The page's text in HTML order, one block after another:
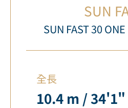
SUN
SUN FAST 30
全長
10.4 m / 34'1"